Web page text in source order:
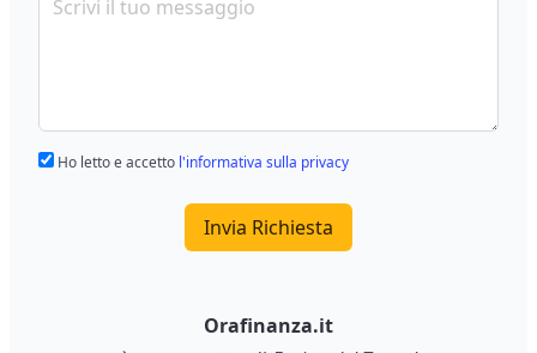
Ho letto e accetto l'informativa sulla privacy
Invia Richiesta
Orafinanza.it